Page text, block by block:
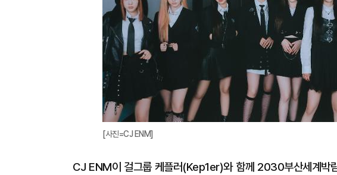
[사진=CJ ENM]
CJ ENM이 걸그룹 케플러(Kep1er)와 함께 2030부산세계박